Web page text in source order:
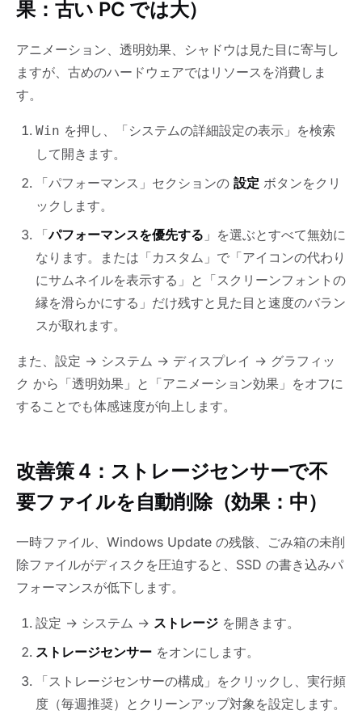
果：古い PC では大）
アニメーション、透明効果、シャドウは見た目に寄与し
ますが、古めのハードウェアではリソースを消費しま
す。
Win を押し、「システムの詳細設定の表示」を検索
して開きます。
「パフォーマンス」セクションの 設定 ボタンをクリ
ックします。
「パフォーマンスを優先する 」を選ぶとすべて無効に
なります。または「カスタム」で「アイコンの代わり
にサムネイルを表示する」と「スクリーンフォントの
縁を滑らかにする」だけ残すと見た目と速度のバラン
スが取れます。
また、設定 → システム → ディスプレイ → グラフィッ
ク から「透明効果」と「アニメーション効果」をオフに
することでも体感速度が向上します。
改善策 4：ストレージセンサーで不
要ファイルを自動削除（効果：中）
一時ファイル、Windows Update の残骸、ごみ箱の未削
除ファイルがディスクを圧迫すると、SSD の書き込みパ
フォーマンスが低下します。
設定 → システム → ストレージ を開きます。
ストレージセンサー をオンにします。
「ストレージセンサーの構成」をクリックし、実行頻
度（毎週推奨）とクリーンアップ対象を設定します。